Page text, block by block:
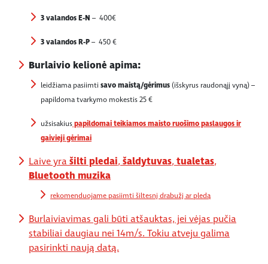
3 valandosE-N – 400€
3 valandosR-P– 450 €
Burlaivio kelionė apima:
leidžiama pasiimti savo maistą/gėrimus(išskyrus raudonąjį vyną) –
papildoma tvarkymo mokestis 25 €
užsisakiuspapildomai teikiamos maisto ruošimo paslaugos ir
gaivieji gėrimai
Laive yra šilti pledai, šaldytuvas, tualetas,
Bluetooth muzika
rekomenduojame pasiimti šiltesnį drabužį ar pledą
Burlaiviavimas gali būti atšauktas, jei vėjas pučia
stabiliai daugiau nei 14m/s. Tokiu atveju galima
pasirinkti naują datą.